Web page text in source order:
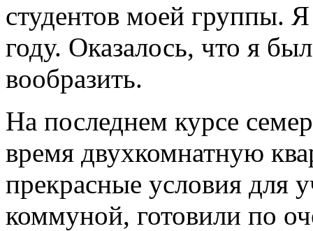
студентов моей группы.
году. Оказалось, что я
вообразить.
На последнем курсе
время двухкомнатную
прекрасные условия
коммуной, готовили по